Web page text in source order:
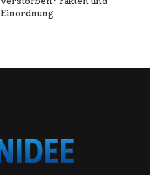
Einordnung